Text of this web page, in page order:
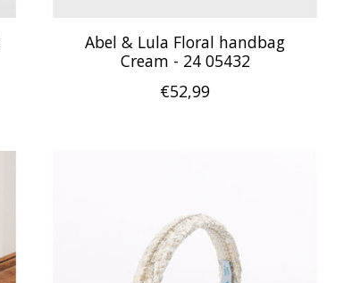
Abel & Lula Floral handbag
Cream - 24 05432
€52,99